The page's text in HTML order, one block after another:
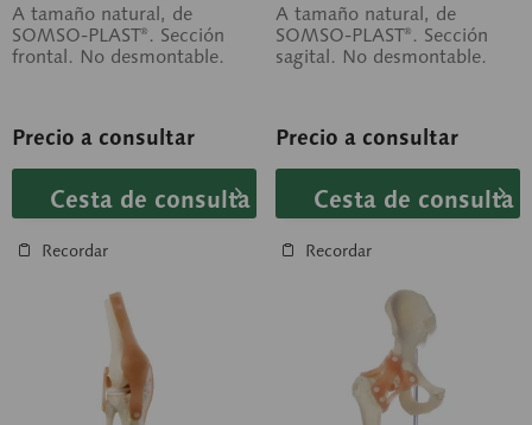
A tamaño natural, de
SOMSO-PLAST®. Sección
frontal. No desmontable.
Precio a consultar
Cesta de consulta
Recordar
A tamaño natural, de
SOMSO-PLAST®. Sección
sagital. No desmontable.
Precio a consultar
Cesta de consulta
Recordar